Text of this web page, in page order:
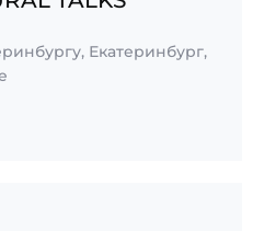
Екатеринбург,